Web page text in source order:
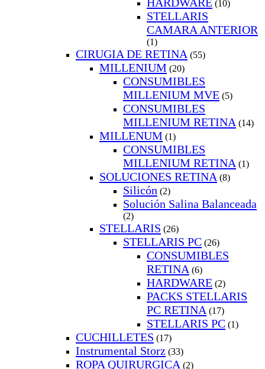
(10)
STELLARIS
CAMARA ANTERIOR
(1)
CIRUGIA DE RETINA (55)
MILLENIUM (20)
CONSUMIBLES
MILLENIUM MVE (5)
CONSUMIBLES
MILLENIUM RETINA (14)
MILLENUM (1)
CONSUMIBLES
MILLENIUM RETINA (1)
SOLUCIONES RETINA (8)
Silicón (2)
Solución Salina Balanceada
(2)
STELLARIS (26)
STELLARIS PC (26)
CONSUMIBLES
RETINA (6)
HARDWARE (2)
PACKS STELLARIS
PC RETINA (17)
STELLARIS PC (1)
CUCHILLETES (17)
Instrumental Storz (33)
ROPA QUIRURGICA (2)